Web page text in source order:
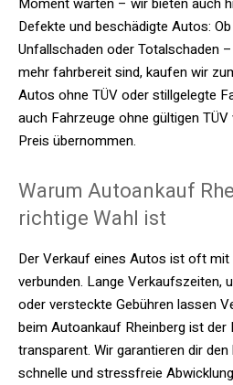
Defekte und beschädigte Autos:
Unfallschaden oder Totalschaden
mehr fahrbereit sind, kaufen wir
Autos ohne TÜV oder stillgelegte
auch Fahrzeuge ohne gültigen
Preis übernommen.
Warum Autoankauf
richtige Wahl ist
Der Verkauf eines Autos ist oft mit
verbunden. Lange Verkaufszeiten,
oder versteckte Gebühren lassen
beim Autoankauf Rheinberg ist der
transparent. Wir garantieren dir
schnelle und stressfreie